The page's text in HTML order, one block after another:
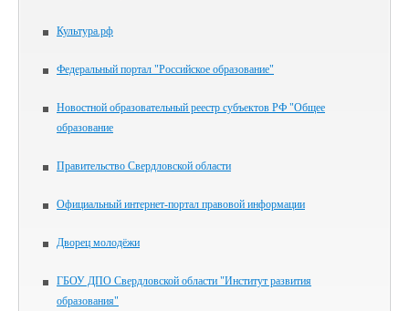
Культура.рф
Федеральный портал "Российское образование"
Новостной образовательный реестр субъектов РФ "Общее
образование
Правительство Свердловской области
Официальный интернет-портал правовой информации
Дворец молодёжи
ГБОУ ДПО Свердловской области "Институт развития
образования"